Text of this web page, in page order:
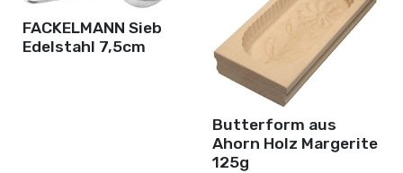
FACKELMANN Sieb
Edelstahl 7,5cm
Butterform aus
Ahorn Holz Margerite
125g